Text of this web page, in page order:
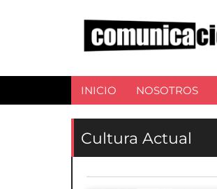
INICIO NOSOTROS
Cultura Actual